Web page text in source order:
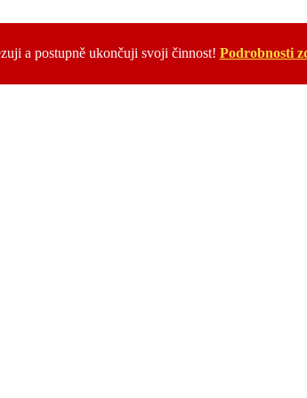
a postupně ukončuji svoji činnost! Podrobnosti